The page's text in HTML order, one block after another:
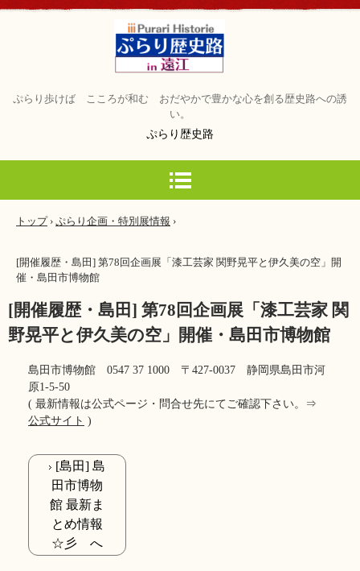
ぷらり歩けば こころが和む おだやかで豊かな心を創る歴史路への誘
い。
ぷらり歴史路
トップ › ぷらり企画・特別展情報 ›
[開催履歴・島田] 第78回企画展「漆工芸家 関野晃平と伊久美の空」開
催・島田市博物館
[開催履歴・島田] 第78回企画展「漆工芸家 関
野晃平と伊久美の空」開催・島田市博物館
島田市博物館 0547 37 1000 〒427-0037 静岡県島田市河
原1-5-50
( 最新情報は公式ページ・問合せ先にてご確認下さい。⇒
公式サイト )
[島田] 島
田市博物
館 最新ま
とめ情報
☆彡 へ